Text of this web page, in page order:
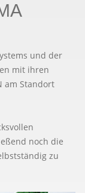
und der
mit ihren
am Standort
noch die
zu